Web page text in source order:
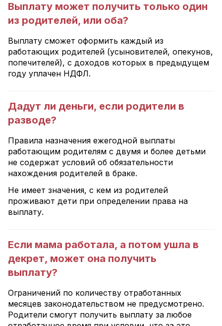
Выплату может получить только один
из родителей, или оба?
Выплату сможет оформить каждый из
работающих родителей (усыновителей, опекунов,
попечителей), с доходов которых в предыдущем
году уплачен НДФЛ.
Дадут ли деньги, если родители в
разводе?
Правила назначения ежегодной выплаты
работающим родителям с двумя и более детьми
не содержат условий об обязательности
нахождения родителей в браке.
Не имеет значения, с кем из родителей
проживают дети при определении права на
выплату.
Если мама работала, а потом ушла в
декрет, может она получить
выплату?
Ограничений по количеству отработанных
месяцев законодательством не предусмотрено.
Родители смогут получить выплату за любое